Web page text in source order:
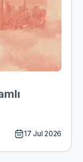
17 Jul 2026